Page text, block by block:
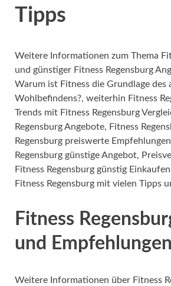
Tipps
Weitere Informationen zum Thema
und günstiger Fitness Regensburg
Warum ist Fitness die Grundlage des
Wohlbefindens?, weiterhin Fitness
Trends mit Fitness Regensburg
Regensburg Angebote, Fitness
Regensburg preiswerte
Regensburg günstige Angebot,
Fitness Regensburg günstig
Fitness Regensburg mit vielen Tipps
Fitness
und Empfehlungen
Weitere Informationen über Fitness